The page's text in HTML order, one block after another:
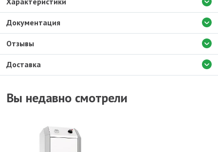
Доставка
Документация
Отзывы
Вы недавно смотрели